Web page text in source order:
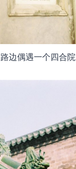
路边偶遇一个四合院